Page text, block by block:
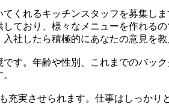
くれるキッチンスタッフを募集しま
ており、様々なメニューを作れ
社したら積極的にあなたの意見を教
す。年齢や性別、これまでのバッ
充実させられます。仕事はしっか